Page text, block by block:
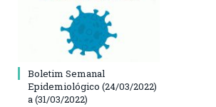
Boletim Semanal
Epidemiológico (24/03/2022)
a (31/03/2022)